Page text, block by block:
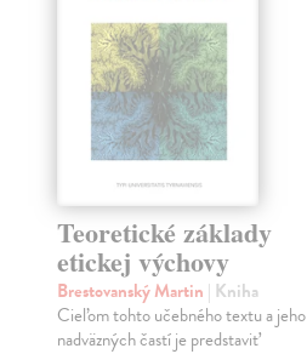
Teoretické základy
etickej výchovy
Brestovanský Martin | Kniha
Cieľom tohto učebného textu a jeho
nadväzných častí je predstaviť